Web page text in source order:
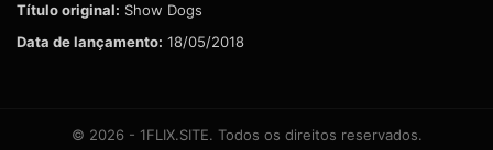
Título original: Show Dogs
Data de lançamento: 18/05/2018
© 2026 - 1FLIX.SITE. Todos os direitos reservados.